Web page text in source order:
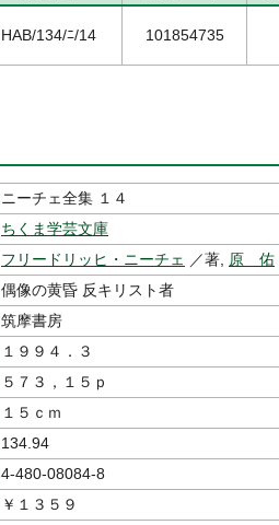
HAB/134/ﾆ/14 101854735
ニーチェ全集 １４
ちくま学芸文庫
フリードリッヒ・ニーチェ ／著, 原 佑
偶像の黄昏 反キリスト者
筑摩書房
１９９４．３
５７３，１５ｐ
１５ｃｍ
134.94
4-480-08084-8
￥１３５９